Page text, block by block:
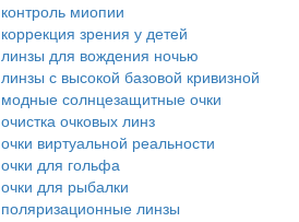
контроль миопии
коррекция зрения у детей
линзы для вождения ночью
линзы с высокой базовой кривизной
модные солнцезащитные очки
очистка очковых линз
очки виртуальной реальности
очки для гольфа
очки для рыбалки
поляризационные линзы